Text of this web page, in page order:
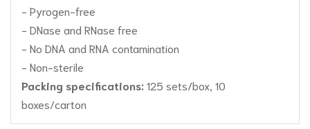
- Pyrogen-free
- DNase and RNase free
- No DNA and RNA contamination
- Non-sterile
Packing specifications: 125 sets/box, 10
boxes/carton